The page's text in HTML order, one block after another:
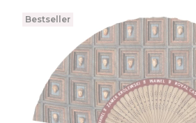
Bestseller